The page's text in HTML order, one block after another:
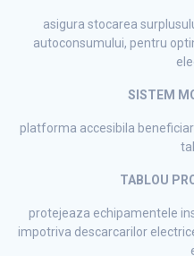
asigura stocarea
autoconsumului, pentru
SISTEM
platforma accesibila
TABLOU
protejeaza echipamentele
impotriva descarcarilor